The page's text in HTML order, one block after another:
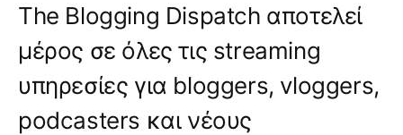
The Blogging Dispatch αποτελεί
μέρος σε όλες τις streaming
υπηρεσίες για bloggers, vloggers,
podcasters και νέους